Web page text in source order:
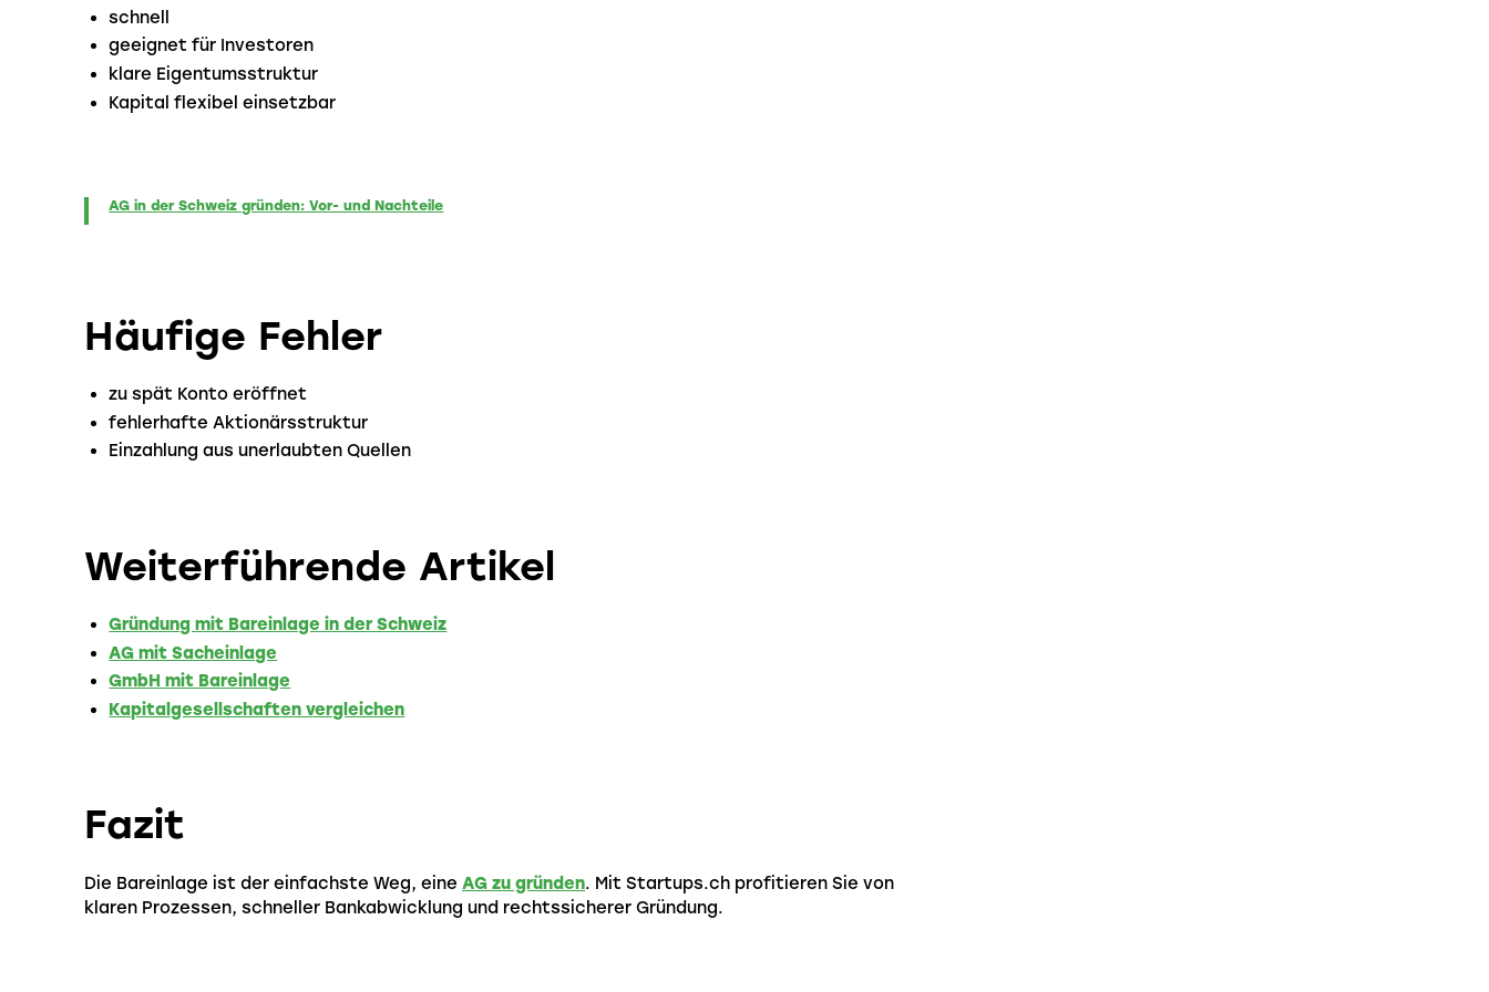
schnell
geeignet für Investoren
klare Eigentumsstruktur
Kapital flexibel einsetzbar
AG in der Schweiz gründen: Vor- und Nachteile
Häufige Fehler
zu spät Konto eröffnet
fehlerhafte Aktionärsstruktur
Einzahlung aus unerlaubten Quellen
Weiterführende Artikel
Gründung mit Bareinlage in der Schweiz
AG mit Sacheinlage
GmbH mit Bareinlage
Kapitalgesellschaften vergleichen
Fazit
Die Bareinlage ist der einfachste Weg, eine AG zu gründen. Mit Startups.ch profitieren Sie von
klaren Prozessen, schneller Bankabwicklung und rechtssicherer Gründung.